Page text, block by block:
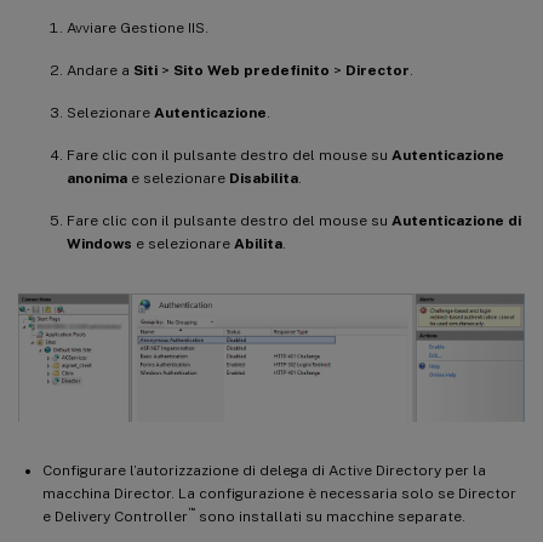
Avviare Gestione IIS.
Andare a Siti > Sito Web predefinito > Director
Selezionare Autenticazione
Fare clic con il pulsante destro del mouse su Autenticazione
anonima e selezionare Disabilita
Fare clic con il pulsante destro del mouse su Autenticazione di
Windows e selezionare Abilita
Configurare l’autorizzazione di delega di Active Directory per la
macchina Director. La configurazione è necessaria solo se Director
e Delivery Controller™ sono installati su macchine separate.